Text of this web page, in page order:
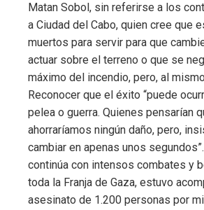
Matan Sobol, sin referirse a los
a Ciudad del Cabo, quien cree que
muertos para servir para que
actuar sobre el terreno o que se
máximo del incendio, pero, al
Reconocer que el éxito “puede
pelea o guerra. Quienes pensarían
ahorraríamos ningún daño, pero,
cambiar en apenas unos
continúa con intensos combates y
toda la Franja de Gaza, estuvo
asesinato de 1.200 personas por